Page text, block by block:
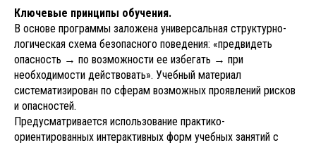
Ключевые принципы обучения.
В основе программы заложена универсальная структурно-
логическая схема безопасного поведения: «предвидеть
опасность → по возможности ее избегать → при
необходимости действовать». Учебный материал
систематизирован по сферам возможных проявлений рисков
и опасностей.
Предусматривается использование практико-
ориентированных интерактивных форм учебных занятий с